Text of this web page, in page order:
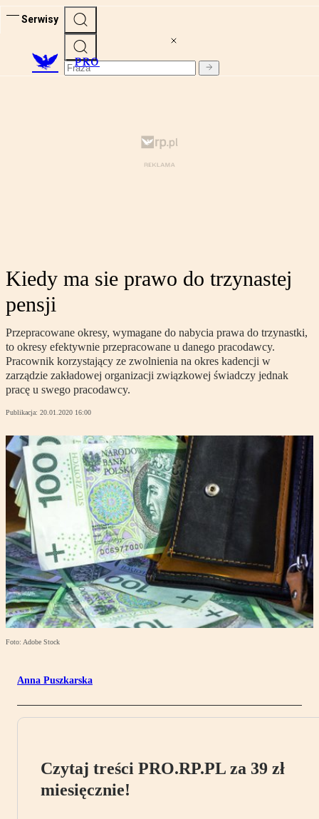
Serwisy
PRO
Kiedy ma sie prawo do trzynastej
pensji
Przepracowane okresy, wymagane do nabycia prawa do trzynastki,
to okresy efektywnie przepracowane u danego pracodawcy.
Pracownik korzystający ze zwolnienia na okres kadencji w
zarządzie zakładowej organizacji związkowej świadczy jednak
pracę u swego pracodawcy.
Publikacja: 20.01.2020 16:00
Foto: Adobe Stock
Anna Puszkarska
Czytaj treści PRO.RP.PL za 39 zł
miesięcznie!